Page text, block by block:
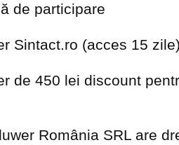
de participare
Sintact.ro (acces 15
de 450 lei discount
România SRL are